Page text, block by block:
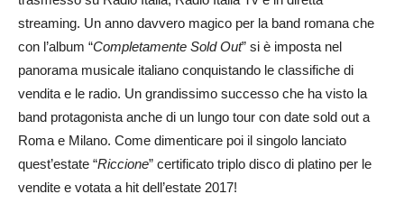
streaming. Un anno davvero magico per la band romana che
con l’album “Completamente Sold Out” si è imposta nel
panorama musicale italiano conquistando le classifiche di
vendita e le radio. Un grandissimo successo che ha visto la
band protagonista anche di un lungo tour con date sold out a
Roma e Milano. Come dimenticare poi il singolo lanciato
quest’estate “Riccione” certificato triplo disco di platino per le
vendite e votata a hit dell’estate 2017!